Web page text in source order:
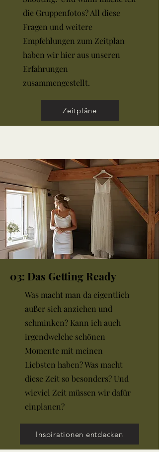
die Gruppenfotos? All diese
Fragen und weitere
Empfehlungen zum Zeitplan
haben wir hier aus unseren
Erfahrungen
zusammengestellt.
Zeitpläne
03: Das Getting Ready
Was macht man da eigentlich
außer sich anziehen und
schminken? Kann ich auch
irgendwelche schönen
Momente mit meinen
Liebsten haben? Was macht
diese Zeit so besonders? Und
wieviel Zeit müssen wir dafür
einplanen?
Inspirationen entdecken